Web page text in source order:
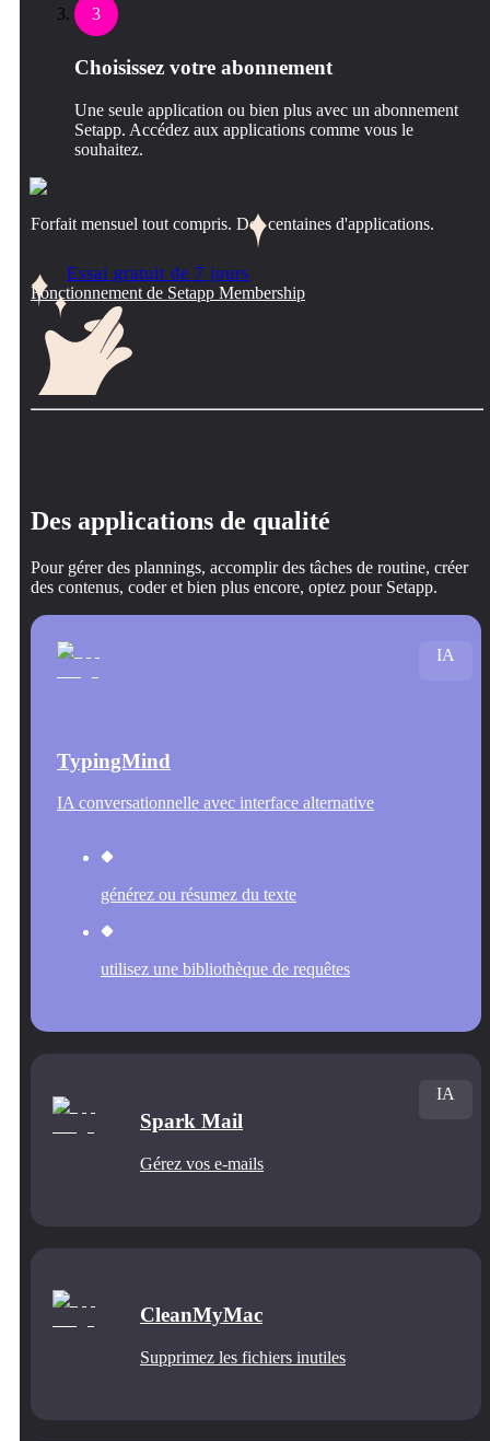
3
Choisissez votre abonnement
Une seule application ou bien plus avec un abonnement
Setapp. Accédez aux applications comme vous le
souhaitez.
Forfait mensuel tout compris. Des centaines d'applications.
Essai gratuit de 7 jours
Fonctionnement de Setapp Membership
Des applications de qualité
Pour gérer des plannings, accomplir des tâches de routine, créer
des contenus, coder et bien plus encore, optez pour Setapp.
TypingMind
IA conversationnelle avec interface alternative
générez ou résumez du texte
utilisez une bibliothèque de requêtes
IA
Spark Mail
Gérez vos e-mails
IA
CleanMyMac
Supprimez les fichiers inutiles